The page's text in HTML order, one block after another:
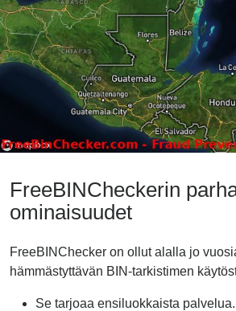
FreeBINCheckerin
ominaisuudet
FreeBINChecker on ollut alalla jo
hämmästyttävän BIN-tarkistimen
Se tarjoaa ensiluokkaista palvelua.